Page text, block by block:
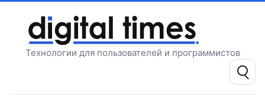
содержимому
Технологии для пользователей и программистов
Поиск: